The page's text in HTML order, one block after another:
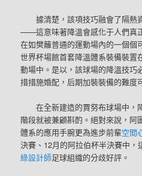
據清楚，該項技巧融會了隔熱
——這意味著降溫會感化于人們真
在如樊籬普通的運動場內的一個個
世界杯場館首套降溫體系裝備裝置
動場中。是以，該球場的降溫技巧
措措施婚配，后期加裝裝備的難度
在全新建造的賈努布球場中，
階段就被兼顧斟酌。絕對來說，阿
體系的應用手腕更為進步前輩空間
決賽、12月的阿拉伯杯半決賽中
綠設計師足球組織的分歧好評。